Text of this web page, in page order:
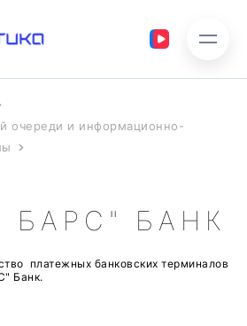
очереди и информационно-
БАРС" БАНК
платежных банковских терминалов
Банк.